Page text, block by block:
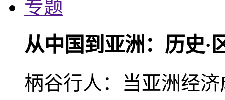
专题
从中国到亚洲：历史·
柄谷行人：当亚洲经